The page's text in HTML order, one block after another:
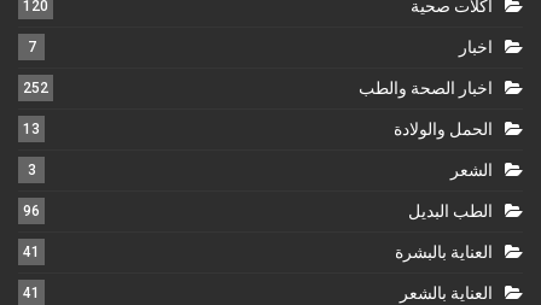
أكلات صحية 120
اخبار 7
اخبار الصحة والطب 252
الحمل والولادة 13
الشعر 3
الطب البديل 96
العناية بالبشرة 41
العناية بالشعر 41